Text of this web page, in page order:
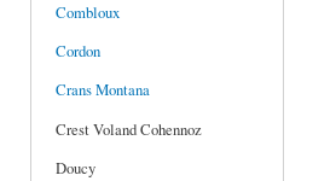
Combloux
Cordon
Crans Montana
Crest Voland Cohennoz
Doucy